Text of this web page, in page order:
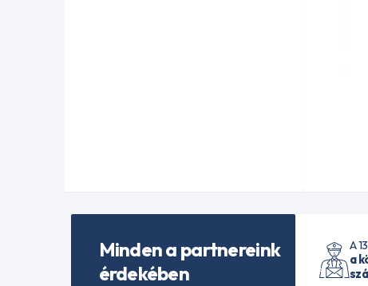
Minden a partnereink
érdekében
A
a